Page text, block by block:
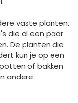
vaste planten,
die al een paar
De planten die
kun je op een
of bakken
andere